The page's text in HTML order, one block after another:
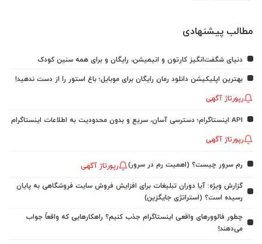
مطالب پیشنهادی
دنیای شگفت‌انگیز کارتون و انیمیشن، رایگان و برای همه سنین کودک
بهترین اپلیکیشن دانلود رمان رایگان برای موبایل؛ باغ استور را از دست ندهید!
رپورتاژ آگهی
API اینستاگرام؛ دسترسی آسان، سریع و بدون محدودیت به اطلاعات اینستاگرام
رپورتاژ آگهی
رم سرور چیست؟ (اهمیت رم در سرور) رپورتاژ آگهی
گزارش ویژه: آیا دوران تبلیغات برای افزایش فروش سایت فروشگاهی به پایان
رسیده است؟ (استراتژی جایگزین)
چطور فالوورهای واقعی اینستاگرام جذب کنیم؟ راهکارهایی که واقعاً جواب
می‌دهند!